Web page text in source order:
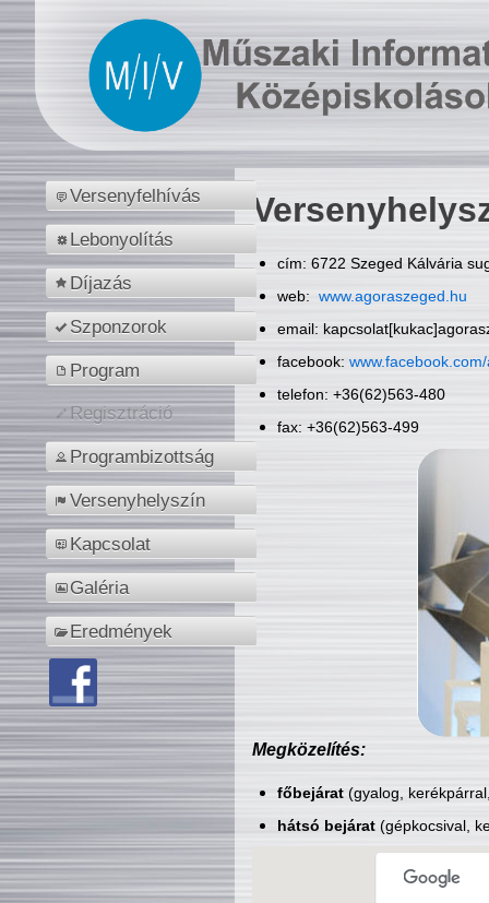
Versenyfelhívás
Lebonyolítás
Díjazás
Szponzorok
Program
Regisztráció
Programbizottság
Versenyhelyszín
Kapcsolat
Galéria
Eredmények
cím: 6722 Szeged Kálvária
web: www.agoraszeged.hu
email:
facebook:
telefon: +36(62)563-480
fax: +36(62)563-499
Megközelítés:
főbejárat(gyalog,
hátsó bejárat(gépkocsival,